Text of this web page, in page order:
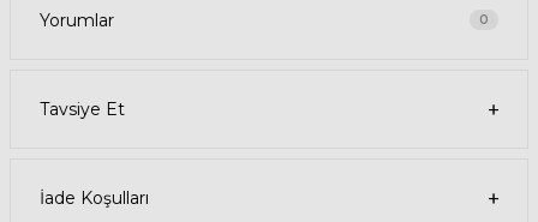
dengeli bir şekilde filtreler ve her ortamda rahat bir görüş sağlar.
• Gözlük temizleme bezi
kullanabilirsiniz. Güneş gözlüğünüzü, yüz şeklinize uygun bir
şekilde takın ve burun pedlerini ayarlayın. Güneş gözlüğünüzü
Yorumlar 0
Tavsiye Et
İade Koşulları